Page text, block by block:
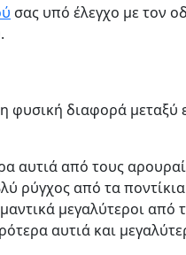
σας υπό έλεγχο με τον
φυσική διαφορά μεταξύ
αυτιά από τους
ρύγχος από τα
μεγαλύτεροι από
αυτιά και